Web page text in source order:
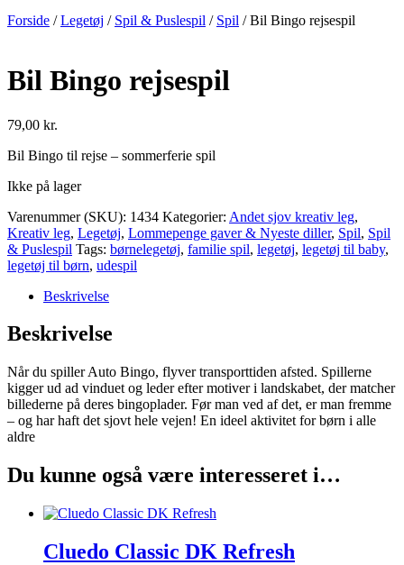
Forside /Legetøj / Spil & Puslespil / Spil / Bil Bingo rejsespil
Bil Bingo rejsespil
79,00 kr.
Bil Bingo til rejse – sommerferie spil
Ikke på lager
Varenummer (SKU): 1434 Kategorier: Andet sjov kreativ leg,
Kreativ leg, Legetøj, Lommepenge gaver & Nyeste diller, Spil, Spil
& Puslespil Tags: børnelegetøj, familie spil, legetøj, legetøj til baby,
legetøj til børn, udespil
Beskrivelse
Beskrivelse
Når du spiller Auto Bingo, flyver transporttiden afsted. Spillerne
kigger ud ad vinduet og leder efter motiver i landskabet, der matcher
billederne på deres bingoplader. Før man ved af det, er man fremme
– og har haft det sjovt hele vejen! En ideel aktivitet for børn i alle
aldre
Du kunne også være interesseret i…
Cluedo Classic DK Refresh